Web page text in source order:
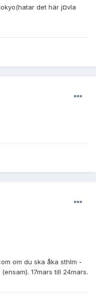
det här j¤vla
om du ska åka sthlm -
17mars till 24mars.